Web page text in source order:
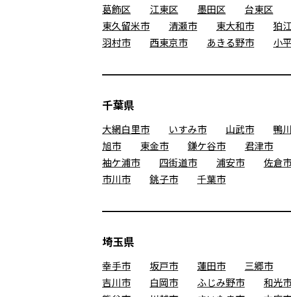
葛飾区
江東区 墨田区 台東区
東久留米市
清瀬市 東大和市 狛
羽村市
西東京市 あきる野市 小
千葉県
大網白里市 いすみ市 山武市 鴨
旭市
東金市 鎌ケ谷市 君津市
袖ケ浦市
四街道市 浦安市 佐倉
市川市
銚子市 千葉市
埼玉県
幸手市 坂戸市 蓮田市 三郷市
吉川市
白岡市 ふじみ野市 和光